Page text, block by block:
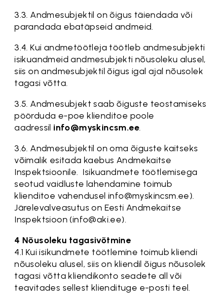
3.3. Andmesubjektil on õigus täiendada või
parandada ebatäpseid andmeid.
3.4. Kui andmetöötleja töötleb andmesubjekti
isikuandmeid andmesubjekti nõusoleku alusel,
siis on andmesubjektil õigus igal ajal nõusolek
tagasi võtta.
3.5. Andmesubjekt saab õiguste teostamiseks
pöörduda e-poe klienditoe poole
aadressil info@myskincsm.ee.
3.6. Andmesubjektil on oma õiguste kaitseks
võimalik esitada kaebus Andmekaitse
Inspektsioonile. Isikuandmete töötlemisega
seotud vaidluste lahendamine toimub
klienditoe vahendusel info@myskincsm.ee).
Järelevalveasutus on Eesti Andmekaitse
Inspektsioon (info@aki.ee).
4 Nõusoleku tagasivõtmine
4.1 Kui isikundmete töötlemine toimub kliendi
nõusoleku alusel, siis on kliendil õigus nõusolek
tagasi võtta kliendikonto seadete all või
teavitades sellest kliendituge e-posti teel.